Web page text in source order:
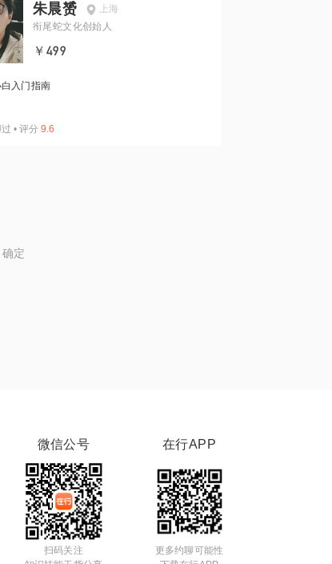
朱晨赟
上海
衔尾蛇文化创始人
￥499
入门指南
• 评分 9.6
确定
微信公号
扫码关注
在行APP
更多约聊可能性